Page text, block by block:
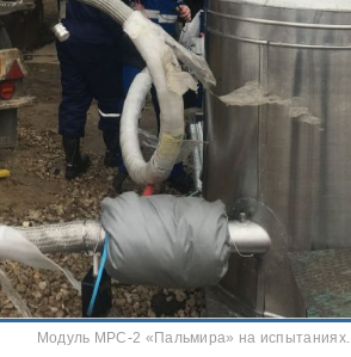
Модуль МРС-2 «Пальмира» на испытаниях.